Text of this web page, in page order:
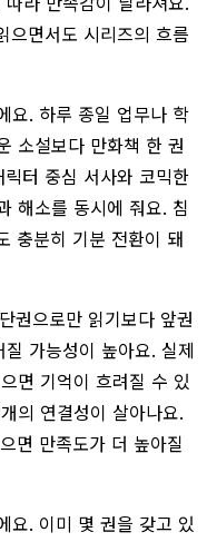
으면서도 시리즈의 흐름
요. 하루 종일 업무나 학
소설보다 만화책 한 권
터 중심 서사와 코믹한
해소를 동시에 줘요. 침
충분히 기분 전환이 돼
권으로만 읽기보다 앞권
가능성이 높아요. 실제
면 기억이 흐려질 수 있
의 연결성이 살아나요.
면 만족도가 더 높아질
요. 이미 몇 권을 갖고 있